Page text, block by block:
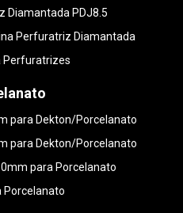
Diamantada PDJ8.5
Perfuratriz Diamantada
Perfuratrizes
para Dekton/Porcelanato
para Dekton/Porcelanato
para Porcelanato
Porcelanato